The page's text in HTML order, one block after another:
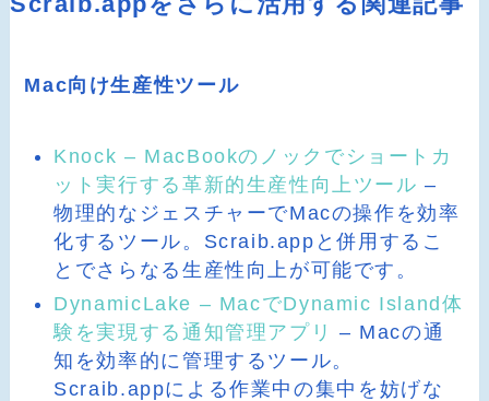
Mac向け生産性ツール
Knock – MacBookのノックでショートカ
ット実行する革新的生産性向上ツール –
物理的なジェスチャーでMacの操作を効率
化するツール。Scraib.appと併用するこ
とでさらなる生産性向上が可能です。
DynamicLake – MacでDynamic Island体
験を実現する通知管理アプリ – Macの通
知を効率的に管理するツール。
Scraib.appによる作業中の集中を妨げな